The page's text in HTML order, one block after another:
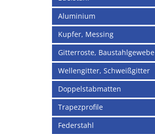
Aluminium
Kupfer, Messing
Gitterroste, Baustahlgewebe
Wellengitter, Schweißgitter
Doppelstabmatten
Trapezprofile
Federstahl